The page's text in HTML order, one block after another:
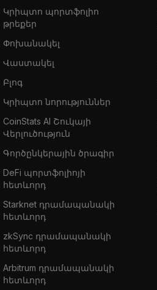
Կրիպտո պորտֆոլիո
թրեքեր
Փոխանակել
Վաստակել
Բլոգ
Կրիպտո նորություններ
CoinStats AI Շուկայի
Վերլուծություն
Գործընկերային ծրագիր
DeFi պորտֆոլիոյի
հետևորդ
Starknet դրամապանակի
հետևորդ
zkSync դրամապանակի
հետևորդ
Arbitrum դրամապանակի
հետևորդ